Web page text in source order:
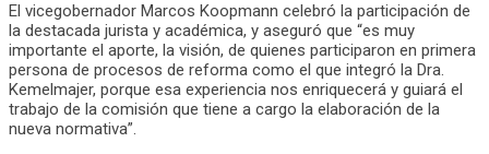
El vicegobernador Marcos Koopmann celebró la participación de
la destacada jurista y académica, y aseguró que “es muy
importante el aporte, la visión, de quienes participaron en primera
persona de procesos de reforma como el que integró la Dra.
Kemelmajer, porque esa experiencia nos enriquecerá y guiará el
trabajo de la comisión que tiene a cargo la elaboración de la
nueva normativa”.